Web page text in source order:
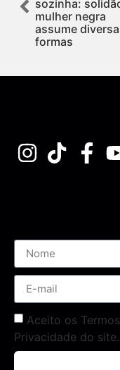
sozinha:
mulher negra
assume
formas
Aceito os
Privacidade do site.